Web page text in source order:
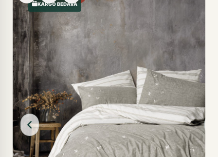
KARGO BEDAVA